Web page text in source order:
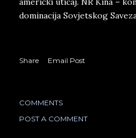
dominacija Sovjetskog
Share Email Post
COMMENTS
POST A COMMENT